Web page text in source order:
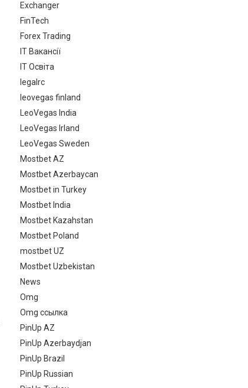
Exchanger
FinTech
Forex Trading
IT Вакансії
IT Освіта
legalrc
leovegas finland
LeoVegas India
LeoVegas Irland
LeoVegas Sweden
Mostbet AZ
Mostbet Azerbaycan
Mostbet in Turkey
Mostbet India
Mostbet Kazahstan
Mostbet Poland
mostbet UZ
Mostbet Uzbekistan
News
Omg
Omg ссылка
PinUp AZ
PinUp Azerbaydjan
PinUp Brazil
PinUp Russian